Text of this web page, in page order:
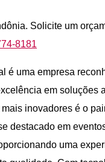
Solicite um
8181
é uma empresa
em soluções
inovadores é o
destacado em
uma